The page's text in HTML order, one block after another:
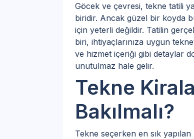
Göcek ve çevresi, tekne tatili
biridir. Ancak güzel bir koyda
için yeterli değildir. Tatilin
biri, ihtiyaçlarınıza uygun
ve hizmet içeriği gibi detaylar
unutulmaz hale gelir.
Tekne
Bakılmalı?
Tekne seçerken en sık